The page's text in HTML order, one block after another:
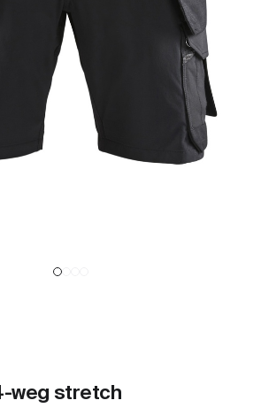
weg stretch